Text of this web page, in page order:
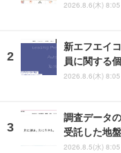
2026.8.6(木) 8:05
新エフエイ
員に関する
2026.8.6(木) 8:05
調査データ
受託した地
2026.8.5(水) 8:05